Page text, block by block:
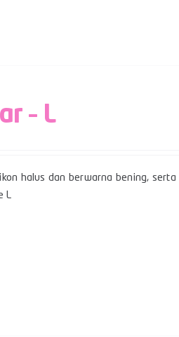
– L
halus dan berwarna bening,
L